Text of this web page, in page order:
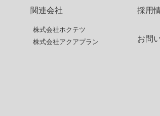
関連会社
株式会社ホクテツ
株式会社アクアプラン
採用
お問